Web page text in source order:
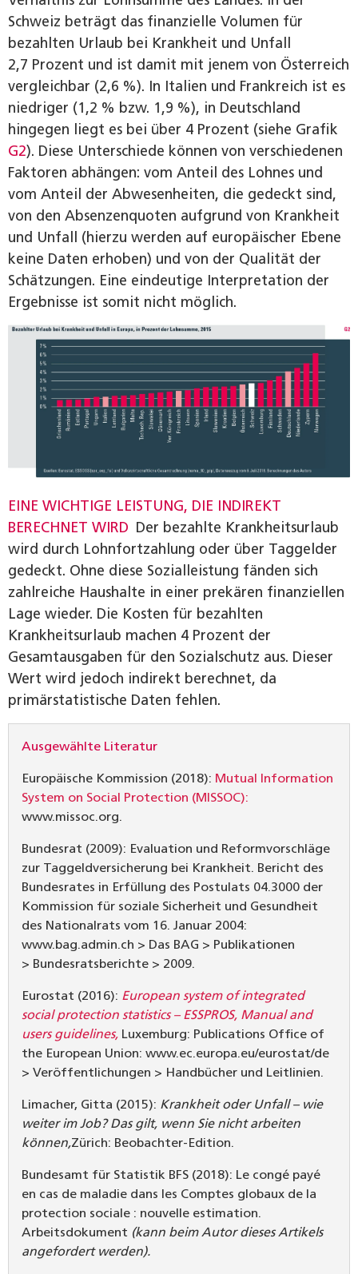
Schweiz beträgt das finanzielle Volumen für
bezahlten Urlaub bei Krankheit und Unfall
2,7 Prozent und ist damit mit jenem von Österreich
vergleichbar (2,6 %). In Italien und Frankreich ist es
niedriger (1,2 % bzw. 1,9 %), in Deutschland
hingegen liegt es bei über 4 Prozent (siehe Grafik
G2). Diese Unterschiede können von verschiedenen
Faktoren abhängen: vom Anteil des Lohnes und
vom Anteil der Abwesenheiten, die gedeckt sind,
von den Absenzenquoten aufgrund von Krankheit
und Unfall (hierzu werden auf europäischer Ebene
keine Daten erhoben) und von der Qualität der
Schätzungen. Eine eindeutige Interpretation der
Ergebnisse ist somit nicht möglich.
EINE WICHTIGE LEISTUNG, DIE INDIREKT
BERECHNET WIRD Der bezahlte Krankheitsurlaub
wird durch Lohnfortzahlung oder über Taggelder
gedeckt. Ohne diese Sozialleistung fänden sich
zahlreiche Haushalte in einer prekären finanziellen
Lage wieder. Die Kosten für bezahlten
Krankheitsurlaub machen 4 Prozent der
Gesamtausgaben für den Sozialschutz aus. Dieser
Wert wird jedoch indirekt berechnet, da
primärstatistische Daten fehlen.
Ausgewählte Literatur
Europäische Kommission (2018): Mutual Information
System on Social Protection (MISSOC):
www.missoc.org.
Bundesrat (2009): Evaluation und Reformvorschläge
zur Taggeldversicherung bei Krankheit. Bericht des
Bundesrates in Erfüllung des Postulats 04.3000 der
Kommission für soziale Sicherheit und Gesundheit
des Nationalrats vom 16. Januar 2004:
www.bag.admin.ch > Das BAG > Publikationen
> Bundesratsberichte > 2009.
Eurostat (2016): European system of integrated
social protection statistics – ESSPROS, Manual and
users guidelines, Luxemburg: Publications Office of
the European Union: www.ec.europa.eu/eurostat/de
> Veröffentlichungen > Handbücher und Leitlinien.
Limacher, Gitta (2015): Krankheit oder Unfall – wie
weiter im Job? Das gilt, wenn Sie nicht arbeiten
können,Zürich: Beobachter-Edition.
Bundesamt für Statistik BFS (2018): Le congé payé
en cas de maladie dans les Comptes globaux de la
protection sociale : nouvelle estimation.
Arbeitsdokument (kann beim Autor dieses Artikels
angefordert werden).